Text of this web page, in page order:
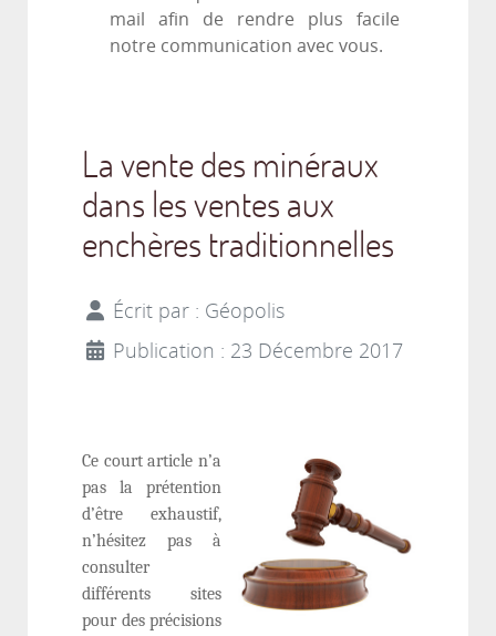
mail afin de rendre plus facile
notre communication avec vous.
La vente des minéraux
dans les ventes aux
enchères traditionnelles
Écrit par : Géopolis
Publication : 23 Décembre 2017
Ce court article n’a
pas la prétention
d’être exhaustif,
n’hésitez pas à
consulter
différents sites
pour des précisions